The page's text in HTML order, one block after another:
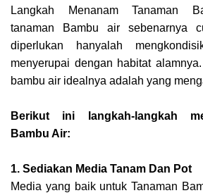
Langkah Menanam Tanaman
tanaman Bambu air sebenarnya
diperlukan hanyalah
menyerupai dengan habitat
bambu air idealnya adalah yang
Berikut ini langkah-langkah
Bambu Air:
1. Sediakan Media Tanam Dan Pot
Media yang baik untuk Tanaman